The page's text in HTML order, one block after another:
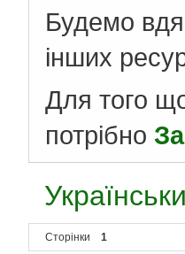
Будемо
інших
Для того
потрібно
Сторінки 1